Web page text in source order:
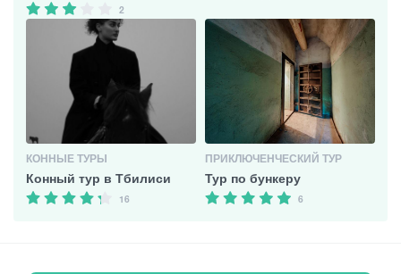
2
КОННЫЕ ТУРЫ
Конный тур в Тбилиси
16
ПРИКЛЮЧЕНЧЕСКИЙ ТУР
Тур по бункеру
6